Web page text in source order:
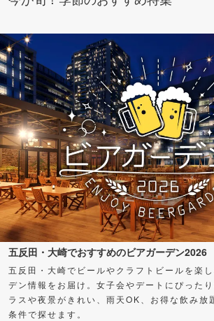
五反田・大崎でおすすめのビアガーデン2026
五反田・大崎でビールやクラフトビールを楽
デン情報をお届け。女子会やデートにぴった
ラスや夜景がきれい、雨天OK、お得な飲み放
条件で探せます。